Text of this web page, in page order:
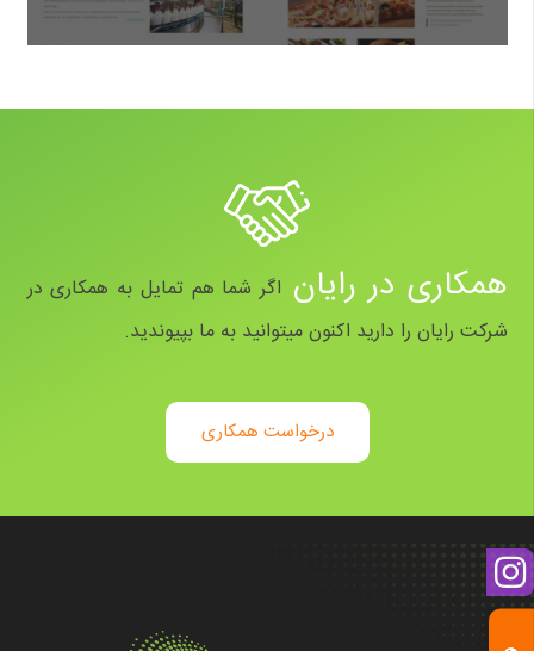
همکاری در رایان اگر شما هم تمایل به همکاری در
شرکت رایان را دارید اکنون میتوانید به ما بپیوندید.
درخواست همکاری